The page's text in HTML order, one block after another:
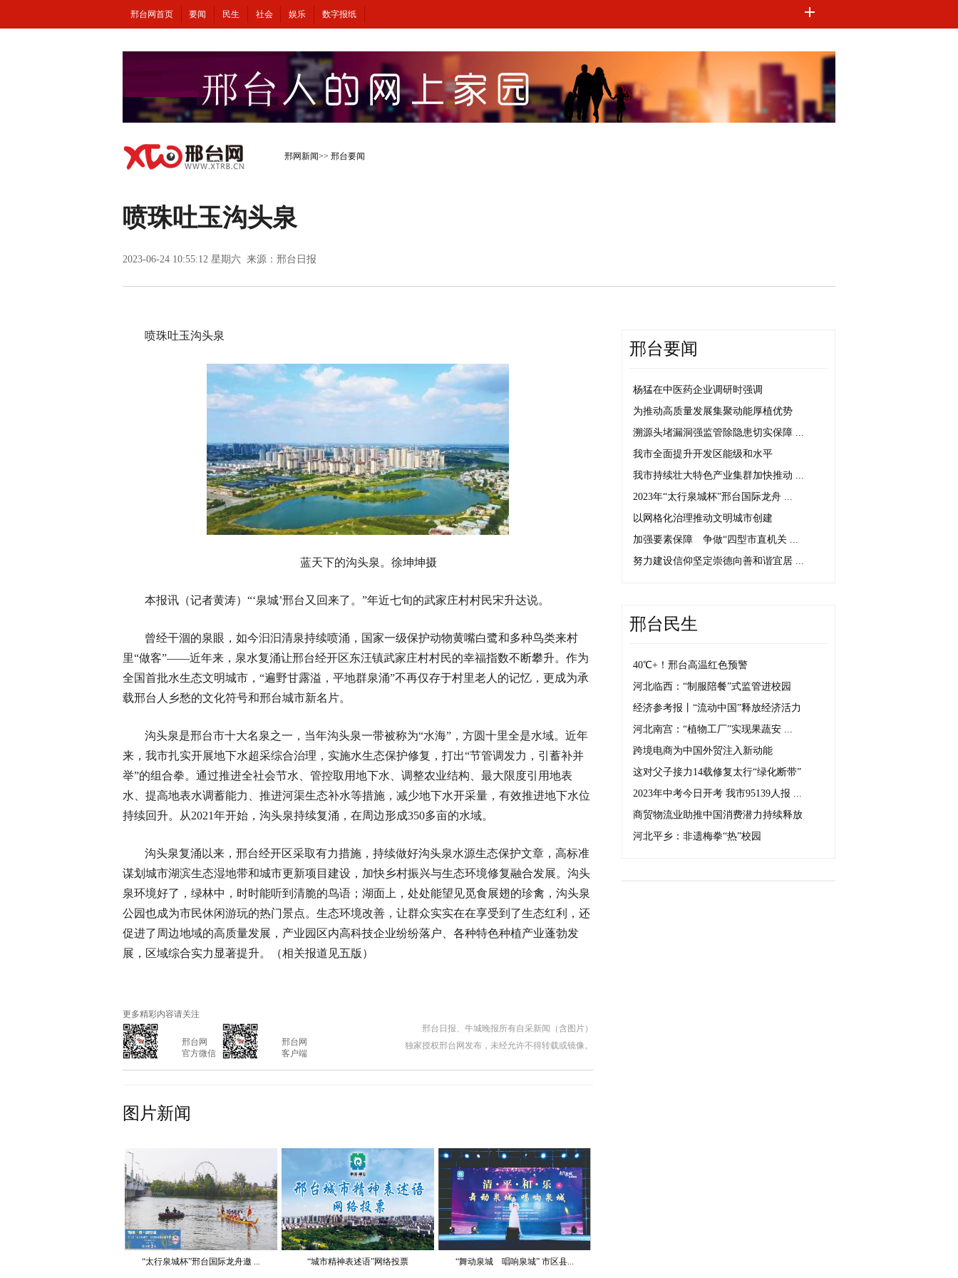
邢台网首页 要闻 民生 社会 娱乐 数字报纸
邢网新闻>> 邢台要闻
喷珠吐玉沟头泉
2023-06-24 10:55:12 星期六 来源： 邢台日报
喷珠吐玉沟头泉
蓝天下的沟头泉。徐坤坤摄
本报讯（记者黄涛）“‘泉城’邢台又回来了。”年近七旬的武家庄村村民宋升达说。
曾经干涸的泉眼，如今汩汩清泉持续喷涌，国家一级保护动物黄嘴白鹭和多种鸟类来村
里“做客”——近年来，泉水复涌让邢台经开区东汪镇武家庄村村民的幸福指数不断攀升。作为
全国首批水生态文明城市，“遍野甘露溢，平地群泉涌”不再仅存于村里老人的记忆，更成为承
载邢台人乡愁的文化符号和邢台城市新名片。
沟头泉是邢台市十大名泉之一，当年沟头泉一带被称为“水海”，方圆十里全是水域。近年
来，我市扎实开展地下水超采综合治理，实施水生态保护修复，打出“节管调发力，引蓄补并
举”的组合拳。通过推进全社会节水、管控取用地下水、调整农业结构、最大限度引用地表
水、提高地表水调蓄能力、推进河渠生态补水等措施，减少地下水开采量，有效推进地下水位
持续回升。从2021年开始，沟头泉持续复涌，在周边形成350多亩的水域。
沟头泉复涌以来，邢台经开区采取有力措施，持续做好沟头泉水源生态保护文章，高标准
谋划城市湖滨生态湿地带和城市更新项目建设，加快乡村振兴与生态环境修复融合发展。沟头
泉环境好了，绿林中，时时能听到清脆的鸟语；湖面上，处处能望见觅食展翅的珍禽，沟头泉
公园也成为市民休闲游玩的热门景点。生态环境改善，让群众实实在在享受到了生态红利，还
促进了周边地域的高质量发展，产业园区内高科技企业纷纷落户、各种特色种植产业蓬勃发
展，区域综合实力显著提升。（相关报道见五版）
更多精彩内容请关注
			邢台网
			官方微信
			邢台网
			客户端
邢台日报、牛城晚报所有自采新闻（含图片）
独家授权邢台网发布，未经允许不得转载或镜像。
图片新闻
“太行泉城杯”邢台国际龙舟邀 ... “城市精神表述语”网络投票 “舞动泉城 唱响泉城” 市区县...
邢台要闻
杨猛在中医药企业调研时强调
为推动高质量发展集聚动能厚植优势
溯源头堵漏洞强监管除隐患切实保障 ...
我市全面提升开发区能级和水平
我市持续壮大特色产业集群加快推动 ...
2023年“太行泉城杯”邢台国际龙舟 ...
以网格化治理推动文明城市创建
加强要素保障 争做“四型市直机关 ...
努力建设信仰坚定崇德向善和谐宜居 ...
邢台民生
40℃+！邢台高温红色预警
河北临西：“制服陪餐”式监管进校园
经济参考报丨“流动中国”释放经济活力
河北南宫：“植物工厂”实现果蔬安 ...
跨境电商为中国外贸注入新动能
这对父子接力14载修复太行“绿化断带”
2023年中考今日开考 我市95139人报 ...
商贸物流业助推中国消费潜力持续释放
河北平乡：非遗梅拳“热”校园